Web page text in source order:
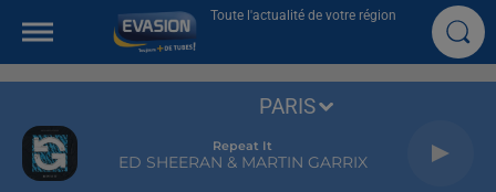
Toute l'actualité de votre région
Repeat It
ED SHEERAN & MARTIN GARRIX
PARIS